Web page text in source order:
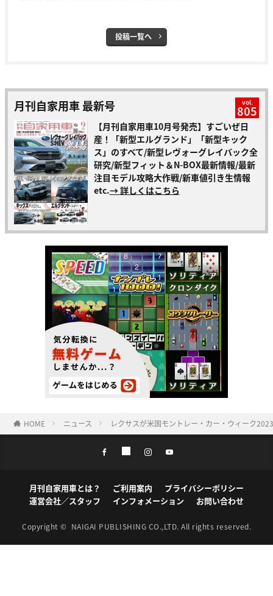
投稿一覧へ
月刊自家用車 最新号 vol.
805
【月刊自家用車10月号発売】すごいぜ日
産！「新型エルグランド」「新型キック
ス」のすべて/新型レヴォーグレイバック全
研究/新型フィット＆N-BOX最新情報/最新
注目モデル攻略大作戦/新車値引き生情報
etc.→ 詳しくはこちら
HOME ニュース レクサスが米国モントレー・カー・ウィーク
月刊自家用車とは？ ご利用案内
プライバシーポリシー
運営会社／スタッフ
インフォメーション お問い合わせ
Copyright © NAIGAI PUBLISHING CO.,LTD. All rights reserved.